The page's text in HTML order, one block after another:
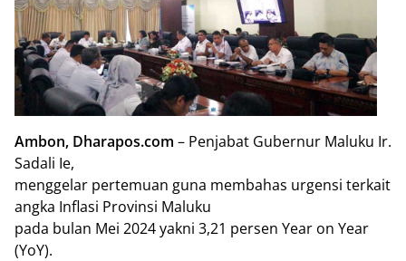
Ambon, Dharapos.com – Penjabat Gubernur Maluku Ir.
Sadali Ie,
menggelar pertemuan guna membahas urgensi terkait
angka Inflasi Provinsi Maluku
pada bulan Mei 2024 yakni 3,21 persen Year on Year
(YoY).